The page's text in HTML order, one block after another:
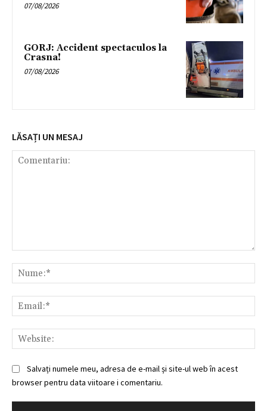
07/08/2026
GORJ: Accident spectaculos la
Crasna!
07/08/2026
LĂSAȚI UN MESAJ
Salvați numele meu, adresa de e-mail și site-ul web în acest
browser pentru data viitoare i comentariu.